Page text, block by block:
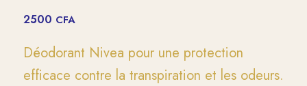
2500 CFA
Déodorant Nivea pour une protection
efficace contre la transpiration et les odeurs.